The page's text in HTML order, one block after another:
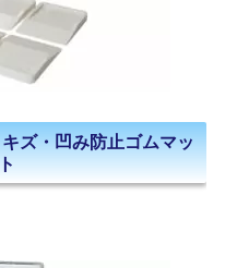
ズ・凹み防止ゴムマッ
ト